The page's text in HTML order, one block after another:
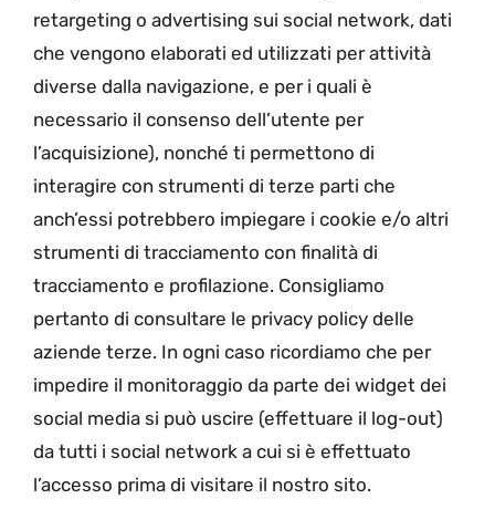
retargeting o advertising sui social network, dati
che vengono elaborati ed utilizzati per attività
diverse dalla navigazione, e per i quali è
necessario il consenso dell’utente per
l’acquisizione), nonché ti permettono di
interagire con strumenti di terze parti che
anch’essi potrebbero impiegare i cookie e/o altri
strumenti di tracciamento con finalità di
tracciamento e profilazione. Consigliamo
pertanto di consultare le privacy policy delle
aziende terze. In ogni caso ricordiamo che per
impedire il monitoraggio da parte dei widget dei
social media si può uscire (effettuare il log-out)
da tutti i social network a cui si è effettuato
l’accesso prima di visitare il nostro sito.